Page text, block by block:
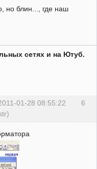
но блин..., где наш
сетях и на Ютуб.
6
01-28 08:55:22